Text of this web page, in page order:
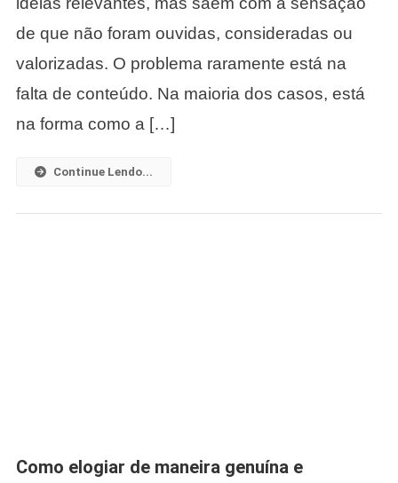
Por
Que
Não
de que não foram ouvidas, consideradas ou
valorizadas. O problema raramente está na
falta de conteúdo. Na maioria dos casos, está
na forma como a […]
Continue Lendo...
Como elogiar de maneira genuína e